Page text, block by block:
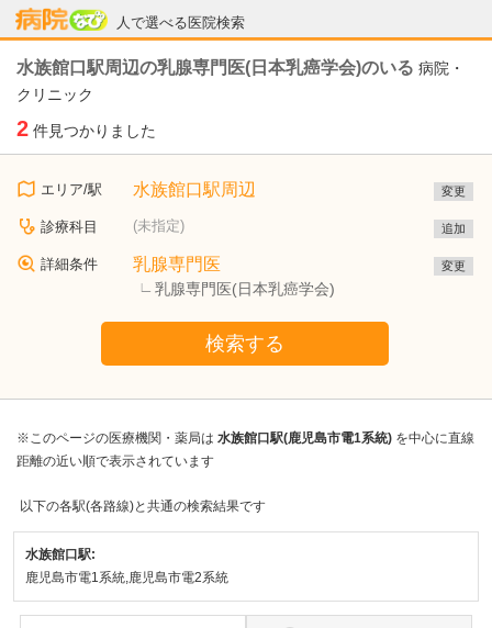
人で選べる医院検索
病院なび
水族館口駅周辺の乳腺専門医(日本乳癌学会)のいる 病院・
クリニック
2 件見つかりました
エリア/駅 水族館口駅周辺 変更
診療科目 (未指定) 追加
詳細条件 乳腺専門医
乳腺専門医(日本乳癌学会)
変更
検索する
※このページの医療機関・薬局は 水族館口駅(鹿児島市電1系統) を中心に直線
距離の近い順で表示されています
以下の各駅(各路線)と共通の検索結果です
水族館口駅:
鹿児島市電1系統,鹿児島市電2系統